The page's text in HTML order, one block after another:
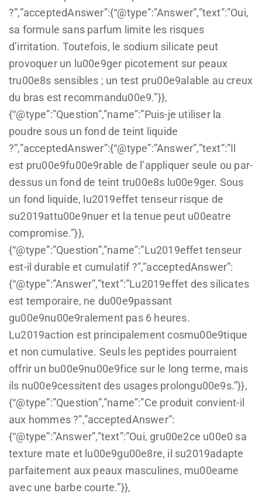
?”,”acceptedAnswer”:{“@type”:”Answer”,”text”:”Oui,
sa formule sans parfum limite les risques
d’irritation. Toutefois, le sodium silicate peut
provoquer un lu00e9ger picotement sur peaux
tru00e8s sensibles ; un test pru00e9alable au creux
du bras est recommandu00e9.”}},
{“@type”:”Question”,”name”:”Puis-je utiliser la
poudre sous un fond de teint liquide
?”,”acceptedAnswer”:{“@type”:”Answer”,”text”:”Il
est pru00e9fu00e9rable de l’appliquer seule ou par-
dessus un fond de teint tru00e8s lu00e9ger. Sous
un fond liquide, lu2019effet tenseur risque de
su2019attu00e9nuer et la tenue peut u00eatre
compromise.”}},
{“@type”:”Question”,”name”:”Lu2019effet tenseur
est-il durable et cumulatif ?”,”acceptedAnswer”:
{“@type”:”Answer”,”text”:”Lu2019effet des silicates
est temporaire, ne du00e9passant
gu00e9nu00e9ralement pas 6 heures.
Lu2019action est principalement cosmu00e9tique
et non cumulative. Seuls les peptides pourraient
offrir un bu00e9nu00e9fice sur le long terme, mais
ils nu00e9cessitent des usages prolongu00e9s.”}},
{“@type”:”Question”,”name”:”Ce produit convient-il
aux hommes ?”,”acceptedAnswer”:
{“@type”:”Answer”,”text”:”Oui, gru00e2ce u00e0 sa
texture mate et lu00e9gu00e8re, il su2019adapte
parfaitement aux peaux masculines, mu00eame
avec une barbe courte.”}},